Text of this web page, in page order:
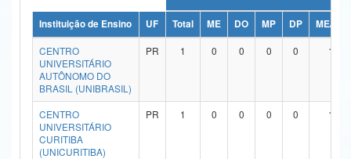
Ministério da Ciência, Tecnologia, Inovações e Comunicações
Ministério do Meio Ambiente
Ministério do Turismo
Ministério do Desenvolvimento Regional
Controladoria-Geral da União
Instituição de Ensino UF Total ME DO MP DP
ME/DO
CENTRO
UNIVERSITÁRIO
AUTÔNOMO DO
BRASIL (UNIBRASIL)
PR 1 0 0 0 0 1
CENTRO
UNIVERSITÁRIO
CURITIBA
(UNICURITIBA)
PR 1 0 0 0 0 1